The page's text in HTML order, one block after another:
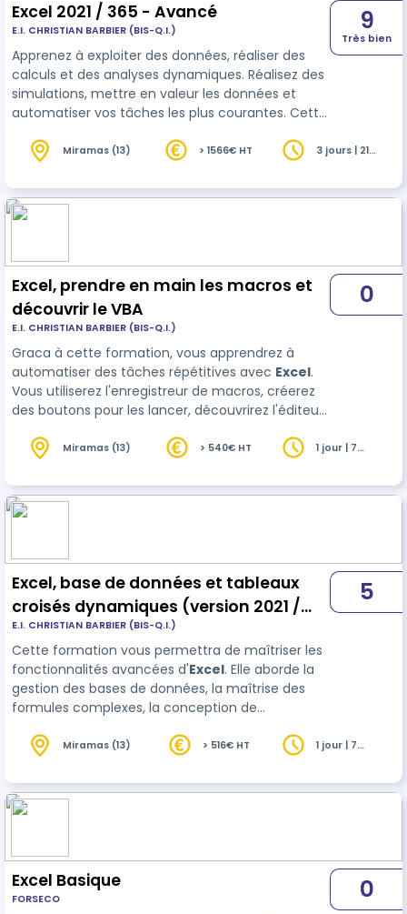
Excel 2021 / 365 - Avancé
E.I. CHRISTIAN BARBIER (BIS-Q.I.)
Apprenez à exploiter des données, réaliser des
calculs et des analyses dynamiques. Réalisez des
simulations, mettre en valeur les données et
automatiser vos tâches les plus courantes. Cette
9
Très bien
Miramas (13) > 1566€ HT
3 jours | 21
Excel, prendre en main les macros et
découvrir le VBA
E.I. CHRISTIAN BARBIER (BIS-Q.I.)
Graca à cette formation, vous apprendrez à
automatiser des tâches répétitives avec Excel.
Vous utiliserez l'enregistreur de macros, créerez
des boutons pour les lancer, découvrirez l'éditeur
commandes.
0
Miramas (13) > 540€ HT
1 jour | 7
Excel, base de données et tableaux
croisés dynamiques (version 2021 /
365)
E.I. CHRISTIAN BARBIER (BIS-Q.I.)
Cette formation vous permettra de maîtriser les
fonctionnalités avancées d'Excel. Elle aborde la
gestion des bases de données, la maîtrise des
formules complexes, la conception de
Vous pourrez valider vos compétences avec la
5
Miramas (13) > 516€ HT
1 jour | 7
Excel Basique
FORSECO 0